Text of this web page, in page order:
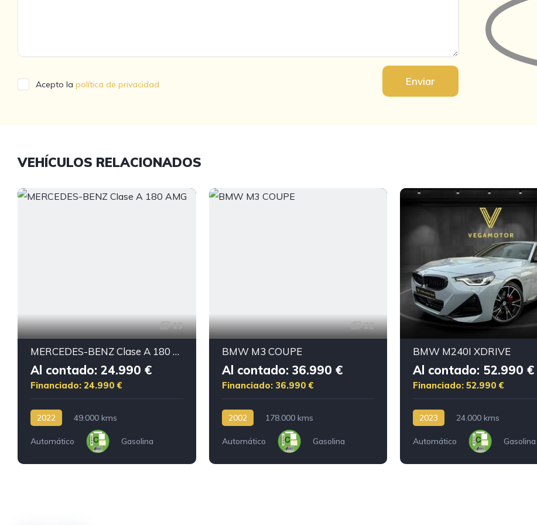
Acepto la política de privacidad Enviar
VEHÍCULOS RELACIONADOS
19
MERCEDES-BENZ Clase A 180 AMG
Al contado: 24.990 €
Financiado: 24.990 €
2022 49.000 kms
Automático Gasolina
22
BMW M3 COUPE
Al contado: 36.990 €
Financiado: 36.990 €
2002 178.000 kms
Automático Gasolina
BMW M240I XDRIVE
Al contado: 52.990 €
Financiado: 52.990 €
2023 24.000 kms
Automático Gasolina